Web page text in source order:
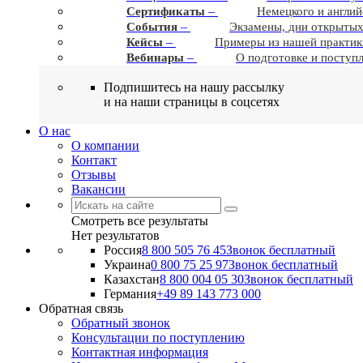
Сертификаты –
Немецкого и
События –
Экзамены, дни
Кейсы –
Примеры из нашей
Вебинары – О подготовке и
Подпишитесь на нашу рассылку
и на наши страницы в соцсетях
О нас
О компании
Контакт
Отзывы
Вакансии
Смотреть все результаты
Нет результатов
Россия8 800 505 76 45Звонок бесплатный
Украина0 800 75 25 97Звонок бесплатный
Казахстан8 800 004 05 30Звонок бесплатный
Германия+49 89 143 773 000
Обратная связь
Обратный звонок
Консультации по поступлению
Контактная информация